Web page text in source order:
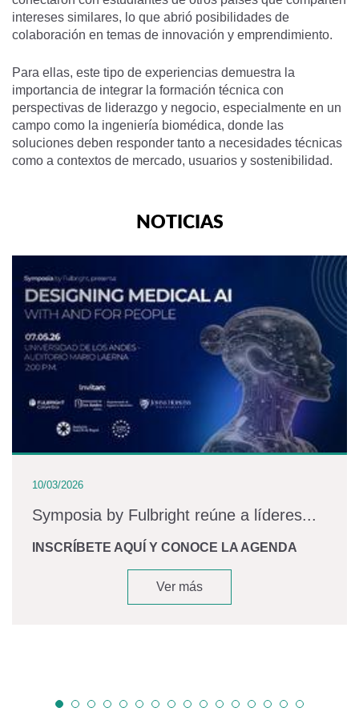
intereses similares, lo que abrió posibilidades de
colaboración en temas de innovación y emprendimiento.
Para ellas, este tipo de experiencias demuestra la
importancia de integrar la formación técnica con
perspectivas de liderazgo y negocio, especialmente en un
campo como la ingeniería biomédica, donde las
soluciones deben responder tanto a necesidades técnicas
como a contextos de mercado, usuarios y sostenibilidad.
NOTICIAS
10/03/2026
Symposia by Fulbright reúne a líderes...
INSCRÍBETE AQUÍ Y CONOCE LA AGENDA
Ver más